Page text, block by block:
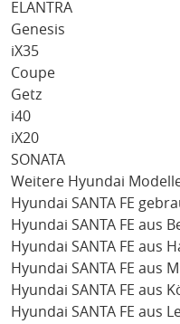
ELANTRA
Genesis
iX35
Coupe
Getz
i40
iX20
SONATA
Weitere Hyundai
Hyundai SANTA FE
Hyundai SANTA FE aus
Hyundai SANTA FE aus
Hyundai SANTA FE aus
Hyundai SANTA FE aus
Hyundai SANTA FE aus